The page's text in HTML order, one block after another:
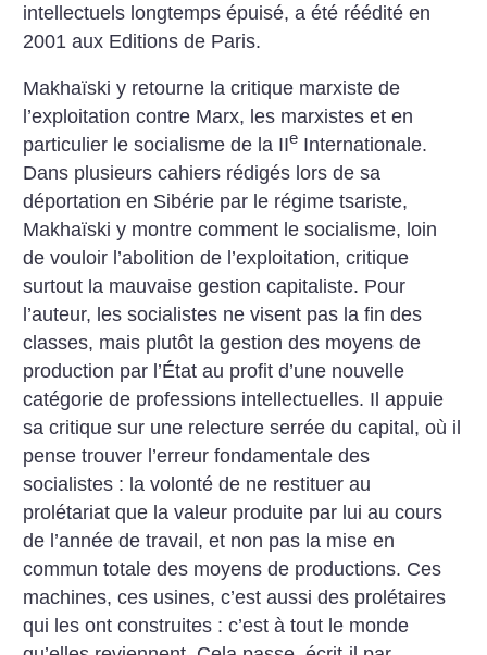
intellectuels longtemps épuisé, a été réédité en
2001 aux Editions de Paris.
Makhaïski y retourne la critique marxiste de
l’exploitation contre Marx, les marxistes et en
particulier le socialisme de la IIe Internationale.
Dans plusieurs cahiers rédigés lors de sa
déportation en Sibérie par le régime tsariste,
Makhaïski y montre comment le socialisme, loin
de vouloir l’abolition de l’exploitation, critique
surtout la mauvaise gestion capitaliste. Pour
l’auteur, les socialistes ne visent pas la fin des
classes, mais plutôt la gestion des moyens de
production par l’État au profit d’une nouvelle
catégorie de professions intellectuelles. Il appuie
sa critique sur une relecture serrée du capital, où il
pense trouver l’erreur fondamentale des
socialistes : la volonté de ne restituer au
prolétariat que la valeur produite par lui au cours
de l’année de travail, et non pas la mise en
commun totale des moyens de productions. Ces
machines, ces usines, c’est aussi des prolétaires
qui les ont construites : c’est à tout le monde